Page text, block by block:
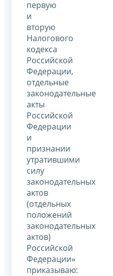
первую
и
вторую
Налогового
кодекса
Российской
Федерации,
отдельные
законодательные
акты
Российской
Федерации
и
признании
утратившими
силу
законодательных
актов
(отдельных
положений
законодательных
актов)
Российской
Федерации»
приказываю: